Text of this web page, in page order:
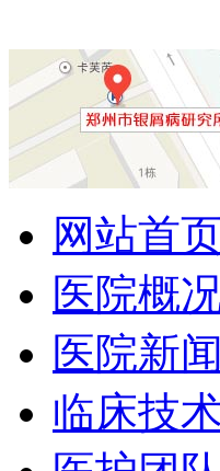
网站首
医院概
医院新闻
临床技